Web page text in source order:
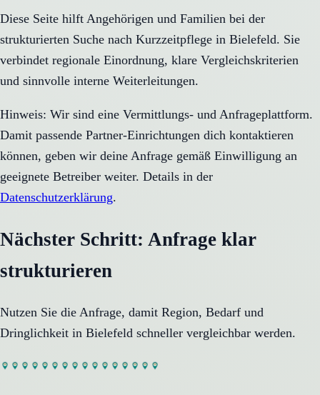
Diese Seite hilft Angehörigen und Familien bei der
strukturierten Suche nach Kurzzeitpflege in Bielefeld. Sie
verbindet regionale Einordnung, klare Vergleichskriterien
und sinnvolle interne Weiterleitungen.
Hinweis: Wir sind eine Vermittlungs- und Anfrageplattform.
Damit passende Partner-Einrichtungen dich kontaktieren
können, geben wir deine Anfrage gemäß Einwilligung an
geeignete Betreiber weiter. Details in der
Datenschutzerklärung.
Nächster Schritt: Anfrage klar
strukturieren
Nutzen Sie die Anfrage, damit Region, Bedarf und
Dringlichkeit in Bielefeld schneller vergleichbar werden.